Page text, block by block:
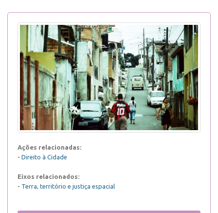
Ações relacionadas:
- Direito à Cidade
Eixos relacionados:
- Terra, território e justiça espacial